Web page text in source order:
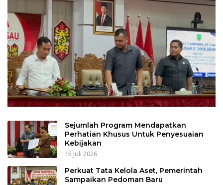
Sejumlah Program Mendapatkan
Perhatian Khusus Untuk Penyesuaian
Kebijakan
15 Juli 2026
Perkuat Tata Kelola Aset, Pemerintah
Sampaikan Pedoman Baru